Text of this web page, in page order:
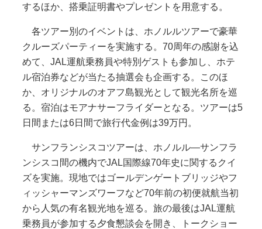
するほか、搭乗証明書やプレゼントを用意する。
各ツアー別のイベントは、ホノルルツアーで豪華
クルーズパーティーを実施する。70周年の感謝を込
めて、JAL運航乗務員や特別ゲストも参加し、ホテ
ル宿泊券などが当たる抽選会も企画する。このほ
か、オリジナルのオアフ島観光として観光名所を巡
る。宿泊はモアナサーフライダーとなる。ツアーは5
日間または6日間で旅行代金例は39万円。
サンフランシスコツアーは、ホノルル―サンフラ
ンシスコ間の機内でJAL国際線70年史に関するクイ
ズを実施。現地ではゴールデンゲートブリッジやフ
ィッシャーマンズワーフなど70年前の初便就航当初
から人気の有名観光地を巡る。旅の最後はJAL運航
乗務員が参加する夕食懇談会を開き、トークショー